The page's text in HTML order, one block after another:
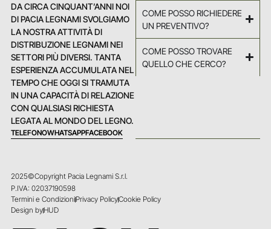
DA CIRCA CINQUANT’ANNI NOI
DI PACIA LEGNAMI SVOLGIAMO
LA NOSTRA ATTIVITÀ DI
DISTRIBUZIONE LEGNAMI NEI
SETTORI PIÙ DIVERSI. TANTA
ESPERIENZA ACCUMULATA NEL
TEMPO CHE OGGI SI TRAMUTA
IN UNA CAPACITÀ DI RELAZIONE
CON QUALSIASI RICHIESTA
LEGATA AL MONDO DEL LEGNO.
TELEFONOWHATSAPPFACEBOOK
COME POSSO RICHIEDERE
UN PREVENTIVO?
COME POSSO TROVARE
QUELLO CHE CERCO?
2025©Copyright Pacia Legnami S.r.l.
P.IVA: 02037190598
Termini e CondizioniPrivacy PolicyCookie Policy
Design byHUD